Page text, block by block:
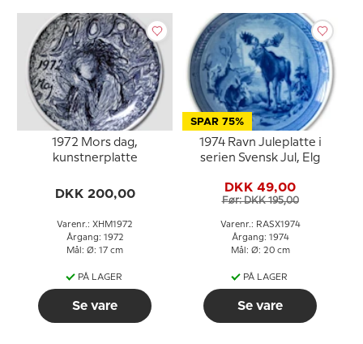
1972 Mors dag,
kunstnerplatte
DKK 200,00
Varenr.: XHM1972
Årgang: 1972
Mål: Ø: 17 cm
PÅ LAGER
Se vare
SPAR 75%
1974 Ravn Juleplatte i
serien Svensk Jul, Elg
DKK 49,00
Før: DKK 195,00
Varenr.: RASX1974
Årgang: 1974
Mål: Ø: 20 cm
PÅ LAGER
Se vare